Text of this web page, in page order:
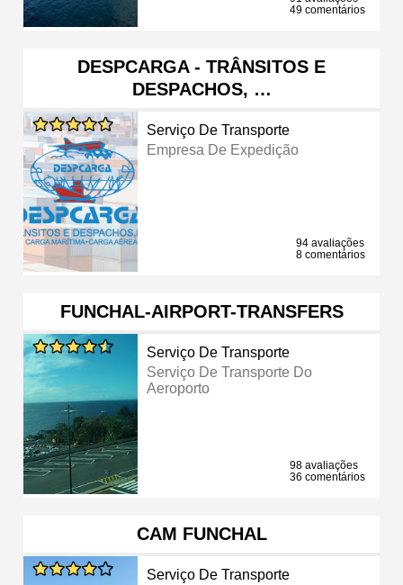
49 comentários
DESPCARGA - TRÂNSITOS E
DESPACHOS, …
Serviço De Transporte
Empresa De Expedição
94 avaliações
8 comentários
FUNCHAL-AIRPORT-TRANSFERS
Serviço De Transporte
Serviço De Transporte Do
Aeroporto
98 avaliações
36 comentários
CAM FUNCHAL
Serviço De Transporte